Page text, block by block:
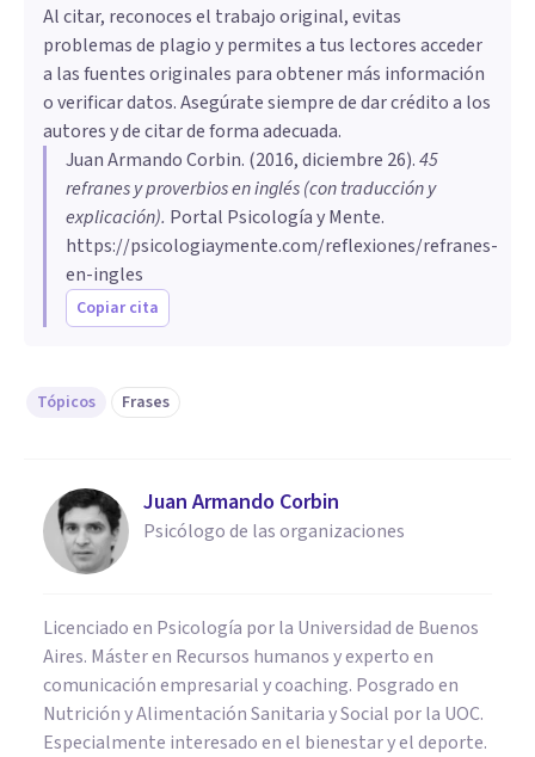
Al citar, reconoces el trabajo original, evitas
problemas de plagio y permites a tus lectores acceder
a las fuentes originales para obtener más información
o verificar datos. Asegúrate siempre de dar crédito a los
autores y de citar de forma adecuada.
Juan Armando Corbin. (2016, diciembre 26).45
refranes y proverbios en inglés (con traducción y
explicación). Portal Psicología y Mente.
https://psicologiaymente.com/reflexiones/refranes-
en-ingles
Copiar cita
Tópicos Frases
Juan Armando Corbin
Psicólogo de las organizaciones
Licenciado en Psicología por la Universidad de Buenos
Aires. Máster en Recursos humanos y experto en
comunicación empresarial y coaching. Posgrado en
Nutrición y Alimentación Sanitaria y Social por la UOC.
Especialmente interesado en el bienestar y el deporte.